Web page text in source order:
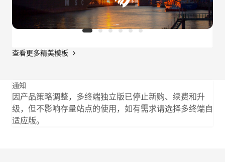
查看更多精美模板
通知
因产品策略调整，多终端独立版已停止新购、续费和升
级，但不影响存量站点的使用，如有需求请选择多终端自
适应版。